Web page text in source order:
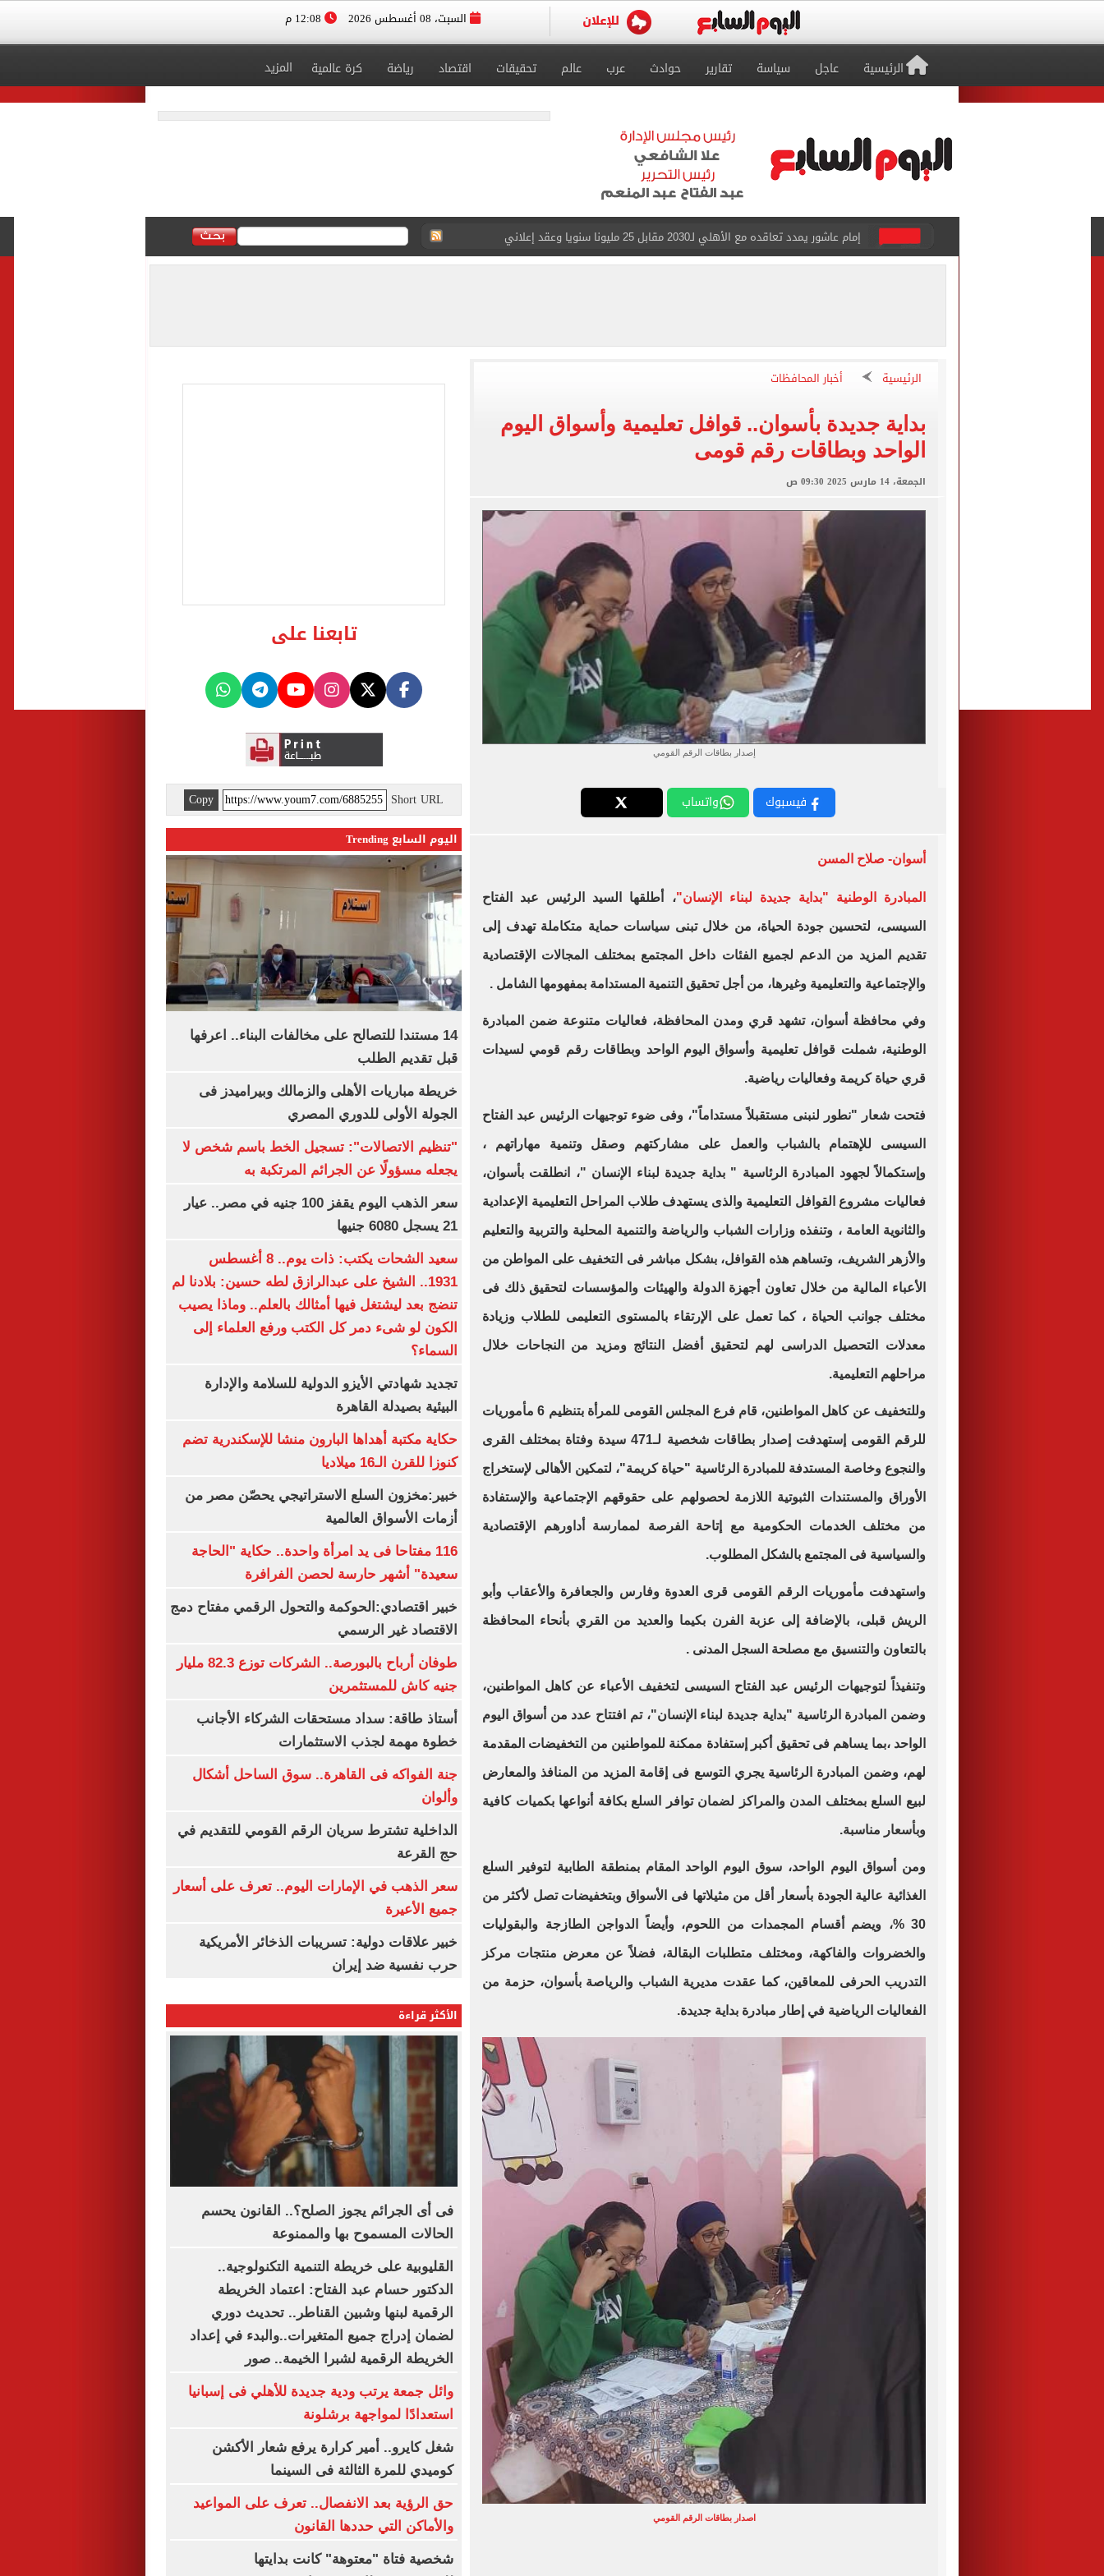
السبت، 08 أغسطس 2026
الرئيسية عاجل سياسة تقارير حوادث عرب عالم تحقيقات اقتصاد رياضة كرة عالمية المزيد
إمام عاشور يمدد تعاقده مع الأهلي لـ2030 مقابل 25 مليونا سنويا وعقد إعلاني
نتيجة تنسيق المرحلة الأولى.. الموعد المتوقع لإعلان النتيجة إلكترونيا
أجواء شديدة الحرارة.. الأرصاد تكشف تفاصيل حالة الطقس وأعلى درجات حرارة متوقعة
كشف أثرى جديد بالدقهلية يوثق آلاف السنين من الاستيطان البشري
الأهلي يختتم مرانه الصباحي فى إسبانيا.. اعرف موعد التدريب المسائي
تنسيق المرحلة الثانية.. توقعات الكليات والمعاهد الموجود بها أماكن شاغرة
الرئيسية أخبار المحافظات
بداية جديدة بأسوان.. قوافل تعليمية وأسواق اليوم
الواحد وبطاقات رقم قومى
الجمعة، 14 مارس 2025 09:30 ص
إصدار بطاقات الرقم القومي
فيسبوك واتساب
أسوان- صلاح المسن
المبادرة الوطنية "بداية جديدة لبناء الإنسان"، أطلقها السيد الرئيس عبد الفتاح
السيسى، لتحسين جودة الحياة، من خلال تبنى سياسات حماية متكاملة تهدف إلى
تقديم المزيد من الدعم لجميع الفئات داخل المجتمع بمختلف المجالات الإقتصادية
والإجتماعية والتعليمية وغيرها، من أجل تحقيق التنمية المستدامة بمفهومها الشامل .
وفي محافظة أسوان، تشهد قري ومدن المحافظة، فعاليات متنوعة ضمن المبادرة
الوطنية، شملت قوافل تعليمية وأسواق اليوم الواحد وبطاقات رقم قومي لسيدات
قري حياة كريمة وفعاليات رياضية.
فتحت شعار "نطور لنبنى مستقبلاً مستداماً"، وفى ضوء توجيهات الرئيس عبد الفتاح
السيسى للإهتمام بالشباب والعمل على مشاركتهم وصقل وتنمية مهاراتهم ،
وإستكمالاً لجهود المبادرة الرئاسية " بداية جديدة لبناء الإنسان "، انطلقت بأسوان،
فعاليات مشروع القوافل التعليمية والذى يستهدف طلاب المراحل التعليمية الإعدادية
والثانوية العامة ، وتنفذه وزارات الشباب والرياضة والتنمية المحلية والتربية والتعليم
والأزهر الشريف، وتساهم هذه القوافل، بشكل مباشر فى التخفيف على المواطن من
الأعباء المالية من خلال تعاون أجهزة الدولة والهيئات والمؤسسات لتحقيق ذلك فى
مختلف جوانب الحياة ، كما تعمل على الإرتقاء بالمستوى التعليمى للطلاب وزيادة
معدلات التحصيل الدراسى لهم لتحقيق أفضل النتائج ومزيد من النجاحات خلال
مراحلهم التعليمية.
وللتخفيف عن كاهل المواطنين، قام فرع المجلس القومى للمرأة بتنظيم 6 مأموريات
للرقم القومى إستهدفت إصدار بطاقات شخصية لـ471 سيدة وفتاة بمختلف القرى
والنجوع وخاصة المستدفة للمبادرة الرئاسية "حياة كريمة"، لتمكين الأهالى لإستخراج
الأوراق والمستندات الثبوتية اللازمة لحصولهم على حقوقهم الإجتماعية والإستفادة
من مختلف الخدمات الحكومية مع إتاحة الفرصة لممارسة أداورهم الإقتصادية
والسياسية فى المجتمع بالشكل المطلوب.
واستهدفت مأموريات الرقم القومى قرى العدوة وفارس والجعافرة والأعقاب وأبو
الريش قبلى، بالإضافة إلى عزبة الفرن بكيما والعديد من القري بأنحاء المحافظة
بالتعاون والتنسيق مع مصلحة السجل المدنى .
وتنفيذاً لتوجيهات الرئيس عبد الفتاح السيسى لتخفيف الأعباء عن كاهل المواطنين،
وضمن المبادرة الرئاسية "بداية جديدة لبناء الإنسان"، تم افتتاح عدد من أسواق اليوم
الواحد ،بما يساهم فى تحقيق أكبر إستفادة ممكنة للمواطنين من التخفيضات المقدمة
لهم، وضمن المبادرة الرئاسية يجري التوسع فى إقامة المزيد من المنافذ والمعارض
لبيع السلع بمختلف المدن والمراكز لضمان توافر السلع بكافة أنواعها بكميات كافية
وبأسعار مناسبة.
ومن أسواق اليوم الواحد، سوق اليوم الواحد المقام بمنطقة الطابية لتوفير السلع
الغذائية عالية الجودة بأسعار أقل من مثيلاتها فى الأسواق وبتخفيضات تصل لأكثر من
30 %، ويضم أقسام المجمدات من اللحوم، وأيضاً الدواجن الطازجة والبقوليات
والخضروات والفاكهة، ومختلف متطلبات البقالة، فضلاً عن معرض منتجات مركز
التدريب الحرفى للمعاقين، كما عقدت مديرية الشباب والرياصة بأسوان، حزمة من
الفعاليات الرياضية في إطار مبادرة بداية جديدة.
اصدار بطاقات الرقم القومي
تابعنا على
Short URL
Copy
اليوم السابع Trending
14 مستندا للتصالح على مخالفات البناء.. اعرفها
قبل تقديم الطلب
خريطة مباريات الأهلى والزمالك وبيراميدز فى
الجولة الأولى للدوري المصري
"تنظيم الاتصالات": تسجيل الخط باسم شخص لا
يجعله مسؤولًا عن الجرائم المرتكبة به
سعر الذهب اليوم يقفز 100 جنيه في مصر.. عيار
21 يسجل 6080 جنيها
سعيد الشحات يكتب: ذات يوم.. 8 أغسطس
1931.. الشيخ على عبدالرازق لطه حسين: بلادنا لم
تنضج بعد ليشتغل فيها أمثالك بالعلم.. وماذا يصيب
الكون لو شىء دمر كل الكتب ورفع العلماء إلى
السماء؟
تجديد شهادتي الأيزو الدولية للسلامة والإدارة
البيئية بصيدلة القاهرة
حكاية مكتبة أهداها البارون منشا للإسكندرية تضم
كنوزا للقرن الـ16 ميلاديا
خبير:مخزون السلع الاستراتيجي يحصّن مصر من
أزمات الأسواق العالمية
116 مفتاحا فى يد امرأة واحدة.. حكاية "الحاجة
سعيدة" أشهر حارسة لحصن الفرافرة
خبير اقتصادي:الحوكمة والتحول الرقمي مفتاح دمج
الاقتصاد غير الرسمي
طوفان أرباح بالبورصة.. الشركات توزع 82.3 مليار
جنيه كاش للمستثمرين
أستاذ طاقة: سداد مستحقات الشركاء الأجانب
خطوة مهمة لجذب الاستثمارات
جنة الفواكه فى القاهرة.. سوق الساحل أشكال
وألوان
الداخلية تشترط سريان الرقم القومي للتقديم في
حج القرعة
سعر الذهب في الإمارات اليوم.. تعرف على أسعار
جميع الأعيرة
خبير علاقات دولية: تسريبات الذخائر الأمريكية
حرب نفسية ضد إيران
الأكثر قراءة
فى أى الجرائم يجوز الصلح؟.. القانون يحسم
الحالات المسموح بها والممنوعة
القليوبية على خريطة التنمية التكنولوجية..
الدكتور حسام عبد الفتاح: اعتماد الخريطة
الرقمية لبنها وشبين القناطر.. تحديث دوري
لضمان إدراج جميع المتغيرات..والبدء في إعداد
الخريطة الرقمية لشبرا الخيمة.. صور
وائل جمعة يرتب ودية جديدة للأهلي فى إسبانيا
استعدادًا لمواجهة برشلونة
شغل كايرو.. أمير كرارة يرفع شعار الأكشن
كوميدي للمرة الثالثة فى السينما
حق الرؤية بعد الانفصال.. تعرف على المواعيد
والأماكن التي حددها القانون
شخصية فتاة "معتوهة" كانت بدايتها